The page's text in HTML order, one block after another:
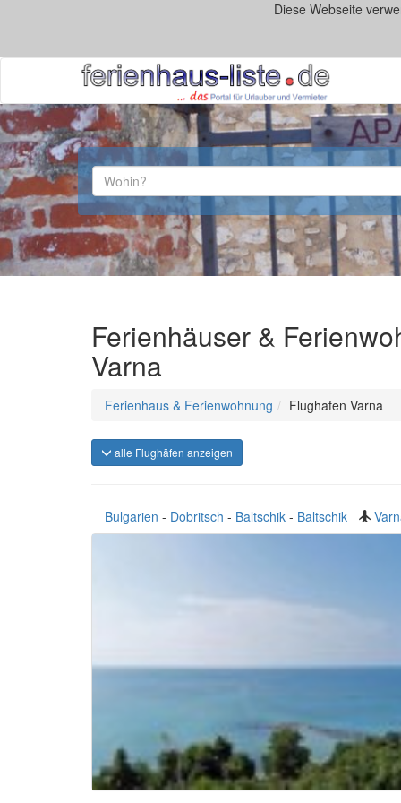
Diese Webseite
Ferienhäuser &
Varna
Ferienhaus & Ferienwohnung Flughafen Varna
alle Flughäfen anzeigen
Bulgarien - Dobritsch - Baltschik - Baltschik